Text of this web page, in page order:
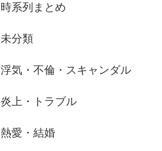
時系列まとめ
未分類
浮気・不倫・スキャンダル
炎上・トラブル
熱愛・結婚